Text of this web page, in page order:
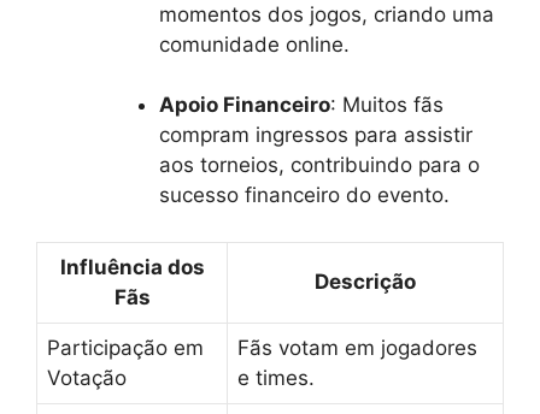
momentos dos jogos, criando uma
comunidade online.
Apoio Financeiro: Muitos fãs
compram ingressos para assistir
aos torneios, contribuindo para o
sucesso financeiro do evento.
Influência dos
Fãs
Descrição
Participação em
Votação
Fãs votam em jogadores
e times.